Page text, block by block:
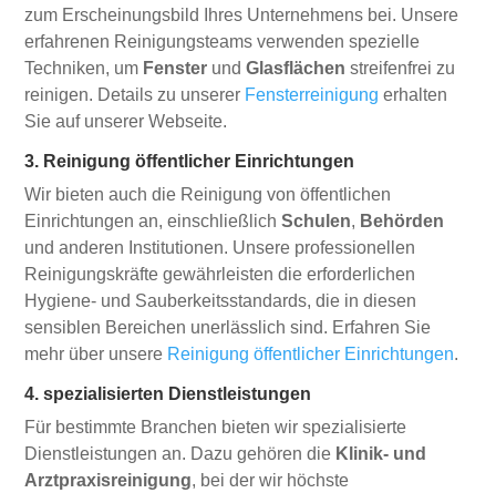
zum Erscheinungsbild Ihres Unternehmens bei. Unsere
erfahrenen Reinigungsteams verwenden spezielle
Techniken, um Fenster undGlasflächen streifenfrei zu
reinigen. Details zu unserer Fensterreinigung erhalten
Sie auf unserer Webseite.
3. Reinigung öffentlicher Einrichtungen
Wir bieten auch die Reinigung von öffentlichen
Einrichtungen an, einschließlichSchulen, Behörden
und anderen Institutionen. Unsere professionellen
Reinigungskräfte gewährleisten die erforderlichen
Hygiene- und Sauberkeitsstandards, die in diesen
sensiblen Bereichen unerlässlich sind. Erfahren Sie
mehr über unsere Reinigung öffentlicher Einrichtungen.
4. spezialisierten Dienstleistungen
Für bestimmte Branchen bieten wir spezialisierte
Dienstleistungen an. Dazu gehören die Klinik- und
Arztpraxisreinigung, bei der wir höchste